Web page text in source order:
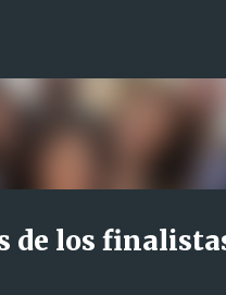
de los